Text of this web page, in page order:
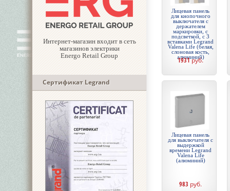
Интернет-магазин входит в сеть
магазинов электрики
Energo Retail Group
Сертификат Legrand
Лицевая панель
для кнопочного
выключателя с
держателем
маркировки, с
подсветкой, с 3
вставками Legrand
Valena Life (белая,
слоновая кость,
алюминий)
1931руб.
Лицевая панель
для выключателя с
выдержкой
времени Legrand
Valena Life
(алюминий)
983 руб.